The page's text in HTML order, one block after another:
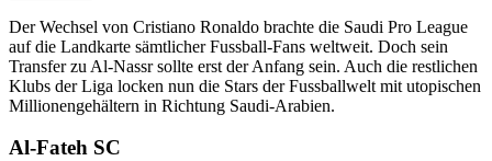
Der Wechsel von Cristiano Ronaldo brachte die Saudi Pro League
auf die Landkarte sämtlicher Fussball-Fans weltweit. Doch sein
Transfer zu Al-Nassr sollte erst der Anfang sein. Auch die restlichen
Klubs der Liga locken nun die Stars der Fussballwelt mit utopischen
Millionengehältern in Richtung Saudi-Arabien.
Al-Fateh SC